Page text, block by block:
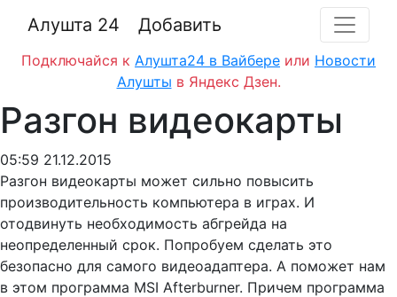
Алушта 24 Добавить
Подключайся к Алушта24 в Вайбере или Новости
Алушты в Яндекс Дзен.
Разгон видеокарты
05:59 21.12.2015
Разгон видеокарты может сильно повысить
производительность компьютера в играх. И
отодвинуть необходимость абгрейда на
неопределенный срок. Попробуем сделать это
безопасно для самого видеоадаптера. А поможет нам
в этом программа MSI Afterburner. Причем программа